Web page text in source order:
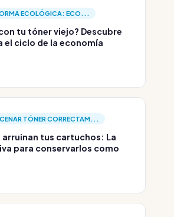
ECOLÓGICA: ECO...
tu tóner viejo? Descubre
el ciclo de la economía
TÓNER CORRECTAM...
arruinan tus cartuchos: La
para conservarlos como